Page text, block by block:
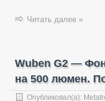
Читать далее »
Wuben G2 —
на 500 люмен.
Опубликовал(а):